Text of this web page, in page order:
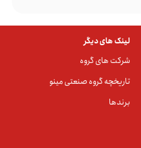
لینک های دیگر
شرکت های گروه
تاریخچه گروه صنعتی مینو
برندها